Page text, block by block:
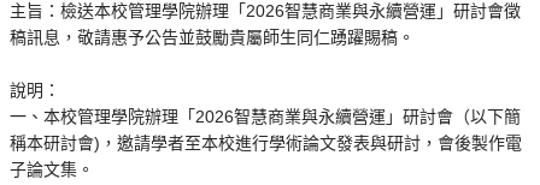
主旨：檢送本校管理學院辦理「2026智慧商業與永續營運」研討會徵
稿訊息，敬請惠予公告並鼓勵貴屬師生同仁踴躍賜稿。
說明：
一、本校管理學院辦理「2026智慧商業與永續營運」研討會（以下簡
稱本研討會)，邀請學者至本校進行學術論文發表與研討，會後製作電
子論文集。